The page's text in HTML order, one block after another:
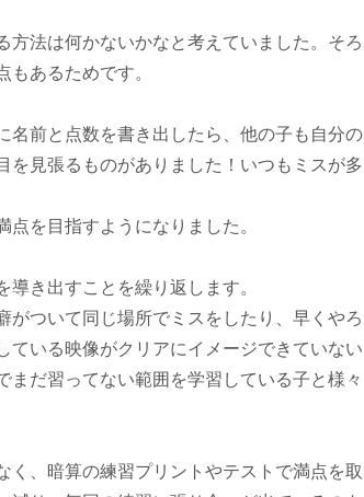
法は何かないかなと考えていました。そろ
あるためです。
前と点数を書き出したら、他の子も自分の
見張るものがありました！いつもミスが多
を目指すようになりました。
き出すことを繰り返します。
ついて同じ場所でミスをしたり、早くやろ
ている映像がクリアにイメージできていない
だ習ってない範囲を学習している子と様々
、暗算の練習プリントやテストで満点を取